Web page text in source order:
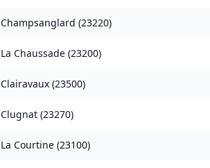
Champsanglard (23220)
La Chaussade (23200)
Clairavaux (23500)
Clugnat (23270)
La Courtine (23100)